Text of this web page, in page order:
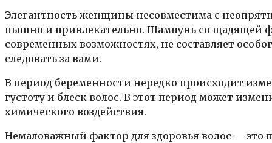
Элегантность женщины несовместима с
пышно и привлекательно. Шампунь со щадящей
современных возможностях, не составляет
следовать за вами.
В период беременности нередко происходит
густоту и блеск волос. В этот период может
химического воздействия.
Немаловажный фактор для здоровья волос — это